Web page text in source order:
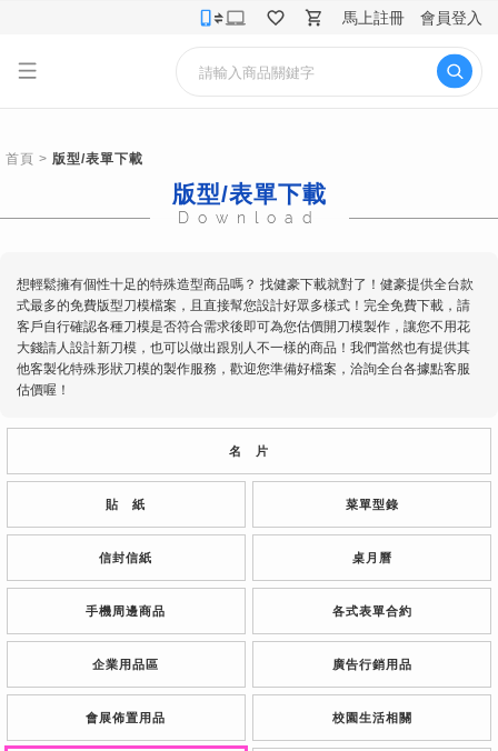
馬上註冊 會員登入
首頁 > 版型/表單下載
版型/表單下載
Download
想輕鬆擁有個性十足的特殊造型商品嗎？ 找健豪下載就對了！健豪提供全台款
式最多的免費版型刀模檔案，且直接幫您設計好眾多樣式！完全免費下載，請
客戶自行確認各種刀模是否符合需求後即可為您估價開刀模製作，讓您不用花
大錢請人設計新刀模，也可以做出跟別人不一樣的商品！我們當然也有提供其
他客製化特殊形狀刀模的製作服務，歡迎您準備好檔案，洽詢全台各據點客服
估價喔！
名 片
貼 紙 菜單型錄
信封信紙 桌月曆
手機周邊商品 各式表單合約
企業用品區 廣告行銷用品
會展佈置用品 校園生活相關